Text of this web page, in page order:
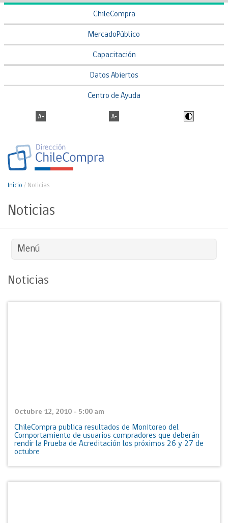
ChileCompra
MercadoPúblico
Capacitación
Datos Abiertos
Centro de Ayuda
Inicio / Noticias
Noticias
Menú
Noticias
Octubre 12, 2010 - 5:00 am
ChileCompra publica resultados de Monitoreo del
Comportamiento de usuarios compradores que deberán
rendir la Prueba de Acreditación los próximos 26 y 27 de
octubre